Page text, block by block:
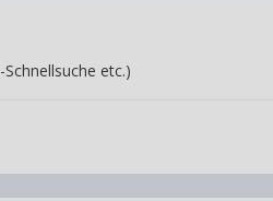
etc.)